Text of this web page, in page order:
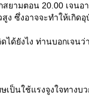
ยามตอน 20.00 เจนอ
ง ซึ่งอาจจะทำให้เกิดอุ
ได้ยังไง ท่านบอกเจน
เป็นใช้แรงจูงใจทางบ